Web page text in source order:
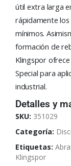
útil extra larga
rápidamente
mínimos.
formación de
Klingspor
Special para
industrial.
Detalles y
SKU: 351029
Categoría:
Etiquetas:
Klingspor